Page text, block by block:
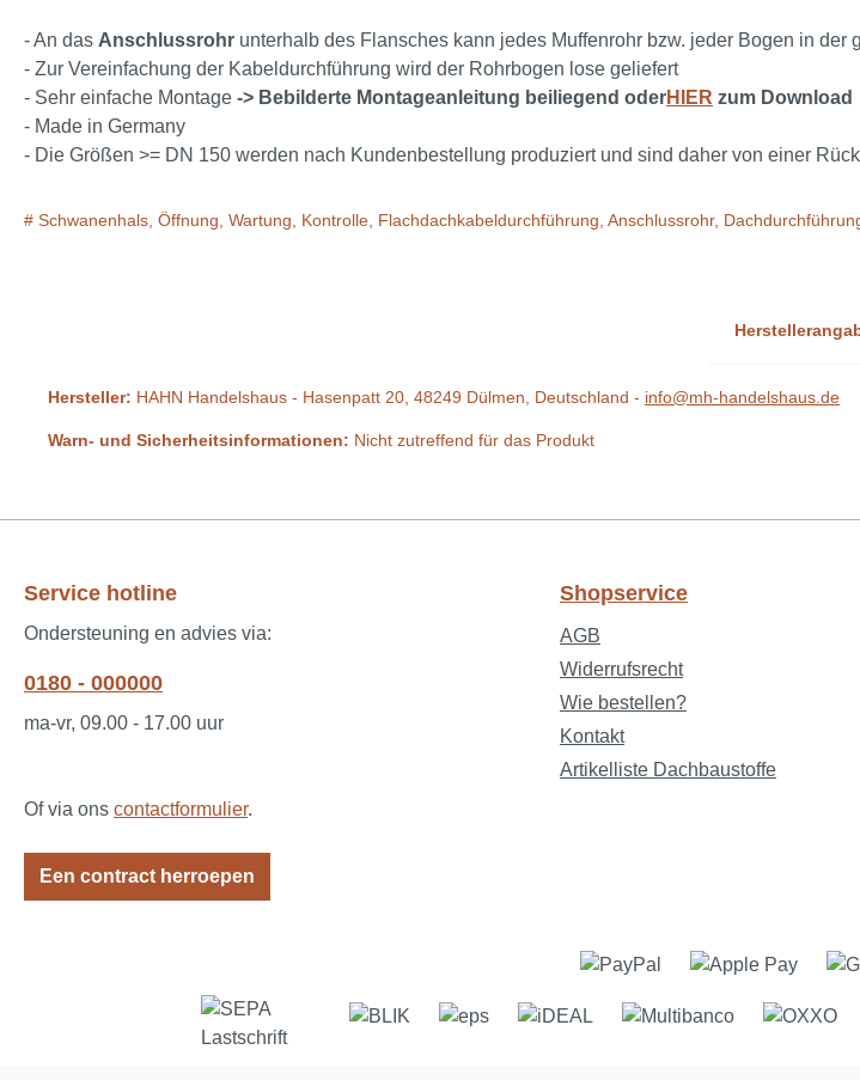
- An das Anschlussrohr unterhalb des Flansches kann jedes Muffenrohr bzw. jeder Bogen in der
- Zur Vereinfachung der Kabeldurchführung wird der Rohrbogen lose geliefert
- Sehr einfache Montage -> Bebilderte Montageanleitung beiliegend oderHIER zum Download
- Made in Germany
- Die Größen >= DN 150 werden nach Kundenbestellung produziert und sind daher von einer
# Schwanenhals, Öffnung, Wartung, Kontrolle, Flachdachkabeldurchführung, Anschlussrohr,
Hersteller: HAHN Handelshaus - Hasenpatt 20, 48249 Dülmen, Deutschland - info@mh-handelshaus.de
Warn- und Sicherheitsinformationen: Nicht zutreffend für das Produkt
Service hotline
Ondersteuning en advies via:
0180 - 000000
ma-vr, 09.00 - 17.00 uur
Of via ons contactformulier.
Een contract herroepen
Shopservice
AGB
Widerrufsrecht
Wie bestellen?
Kontakt
Artikelliste Dachbaustoffe